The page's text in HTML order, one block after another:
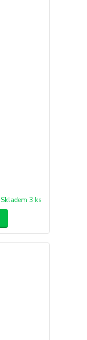
Skladem 3 ks